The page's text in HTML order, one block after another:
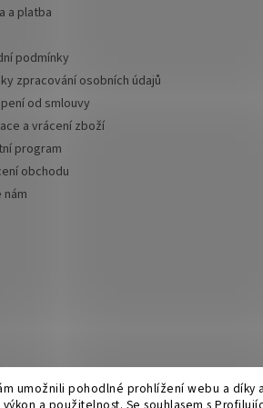
umožnili pohodlné prohlížení webu a díky
a platba
podmínky
zpracování osobních údajů
od smlouvy
a vrácení zboží
program
obchodu
nám